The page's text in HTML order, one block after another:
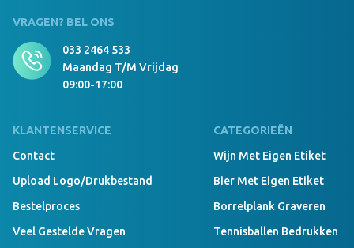
VRAGEN? BEL ONS
033 2464 533
Maandag T/m Vrijdag
09:00-17:00
KLANTENSERVICE
Contact
Upload Logo/drukbestand
Bestelproces
Veel Gestelde Vragen
CATEGORIEËN
Wijn Met Eigen Etiket
Bier Met Eigen Etiket
Borrelplank Graveren
Tennisballen Bedrukken